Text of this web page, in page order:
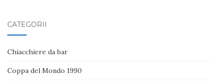
CATEGORII
Chiacchiere da bar
Coppa del Mondo 1990